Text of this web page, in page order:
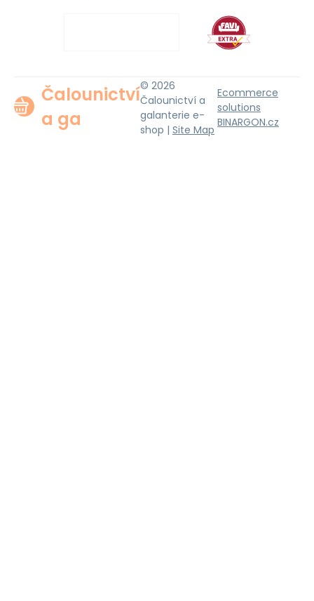
Čalounictví
a ga
© 2026
Čalounictví a
galanterie e-
shop | Site Map
Ecommerce
solutions
BINARGON.cz